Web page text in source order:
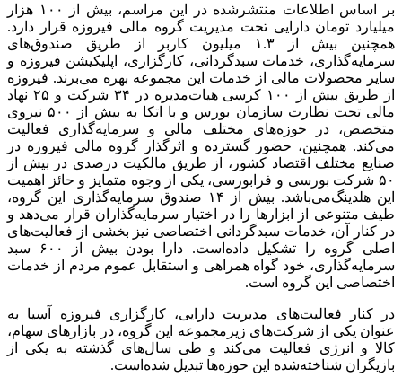
بر اساس اطلاعات منتشرشده در این مراسم، بیش از ۱۰۰ هزار
میلیارد تومان دارایی تحت مدیریت گروه مالی فیروزه قرار دارد.
همچنین بیش از ۱.۳ میلیون کاربر از طریق صندوق‌های
سرمایه‌گذاری، خدمات سبدگردانی، کارگزاری، اپلیکیشن فیروزه و
سایر محصولات مالی از خدمات این مجموعه بهره می‌برند. فیروزه
از طریق بیش از ۱۰۰ کرسی هیات‌مدیره در ۳۴ شرکت و ۲۵ نهاد
مالی تحت نظارت سازمان بورس و با اتکا به بیش از ۵۰۰ نیروی
متخصص، در حوزه‌های مختلف مالی و سرما‌یه‌گذاری فعالیت
می‌کند. همچنین، حضور گسترده و اثرگذار گروه مالی فیروزه در
صنایع مختلف اقتصاد کشور، از طریق مالکیت درصدی در بیش از
۵۰ شرکت بورسی و فرابورسی، یکی از وجوه متمایز و حائز اهمیت
این هلدینگ‌می‌باشد. بیش از ۱۴ صندوق سرمایه‌گذاری این گروه،
طیف متنوعی از ابزار‌ها را در اختیار سرمایه‌گذاران قرار می‌دهد و
در کنار آن، خدمات سبدگردانی اختصاصی نیز بخشی از فعالیت‌های
اصلی گروه را تشکیل داده‌است. دارا بودن بیش از ۶۰۰ سبد
سرمایه‌گذاری، خود گواه همراهی و استقابل عموم مردم از خدمات
اختصاصی این گروه است.
در کنار فعالیت‌های مدیریت دارایی، کارگزاری فیروزه آسیا به
عنوان یکی از شرکت‌های زیرمجموعه این گروه، در بازار‌های سهام،
کالا و انرژی فعالیت می‌کند و طی سال‌های گذشته به یکی از
بازیگران شناخته‌شده این حوزه‌ها تبدیل شده‌است.